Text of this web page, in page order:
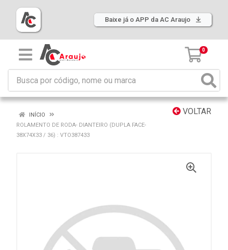
Baixe já o APP da AC Araujo
0
VOLTAR
INÍCIO
ROLAMENTO DE RODA- DIANTEIRO (DUPLA FACE-
38X74X33 / 36) : VTO387433